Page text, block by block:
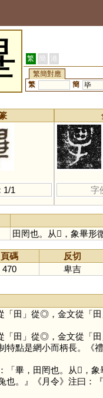
繁 簡 港
繁簡對應
繁
簡 毕
1/1 字
田罔也。从𠦒，象畢形
頁碼 反切
470 卑吉
「田 」從◎，金文從「田
「田 」從◎，金文從「田
特點是網小而柄長。《
，田罔也。从𠦒，象
也。』《月令》注曰：